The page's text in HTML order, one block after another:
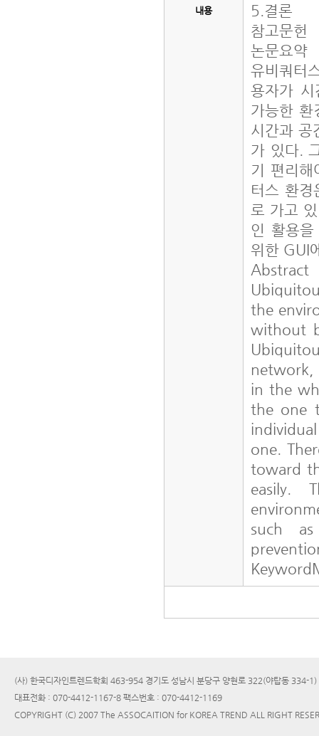
내용
5.결론
참고문헌
논문요약
유비쿼터
용자가 시
가능한 환
시간과 공
가 있다.
기 편리해
터스 환
로 가고
인 활용
위한 GUI
Abstract
the
without
network,
in the
the one
one.
toward
easily.
such as
(사) 한국디자인트렌드학회 463-954 경기도 성남시 분당구 양현로 322(야탑동 334-
대표전화 : 070-4412-1167-8 팩스번호 : 070-4412-1169
COPYRIGHT (C) 2007 The ASSOCAITION for KOREA TREND ALL RIGHT